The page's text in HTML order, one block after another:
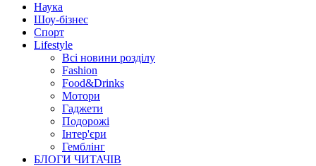
Наука
Шоу-бізнес
Спорт
Lifestyle
Всі новини розділу
Fashion
Food&Drinks
Мотори
Гаджети
Подорожі
Інтер'єри
Гемблінг
БЛОГИ ЧИТАЧІВ